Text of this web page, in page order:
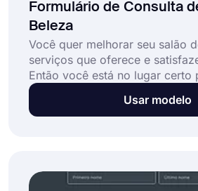
Formulário de Consulta
Beleza
Você quer melhorar seu salão
serviços que oferece e
Então você está no lugar certo
Você pode enviar este
consultores que precisam de
Usar modelo